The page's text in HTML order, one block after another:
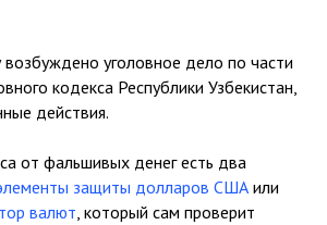
уголовное дело по части
кодекса Республики Узбекистан,
действия.
от фальшивых денег есть два
защиты долларов СШАили
валют, который сам проверит